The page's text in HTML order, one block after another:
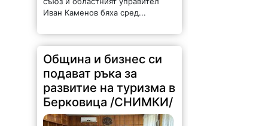
Иван Каменов бяха сред...
Община и бизнес си
подават ръка за
развитие на туризма в
Берковица /СНИМКИ/